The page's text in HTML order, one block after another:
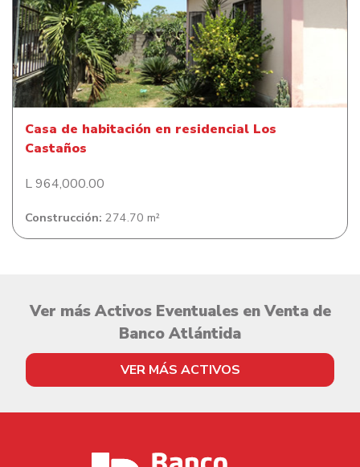
Casa de habitación en residencial Los Castaños
Casa de habitación en residencial Los
Castaños
L 964,000.00
Construcción: 274.70 m²
Ver más Activos Eventuales en Venta de
Banco Atlántida
VER MÁS ACTIVOS